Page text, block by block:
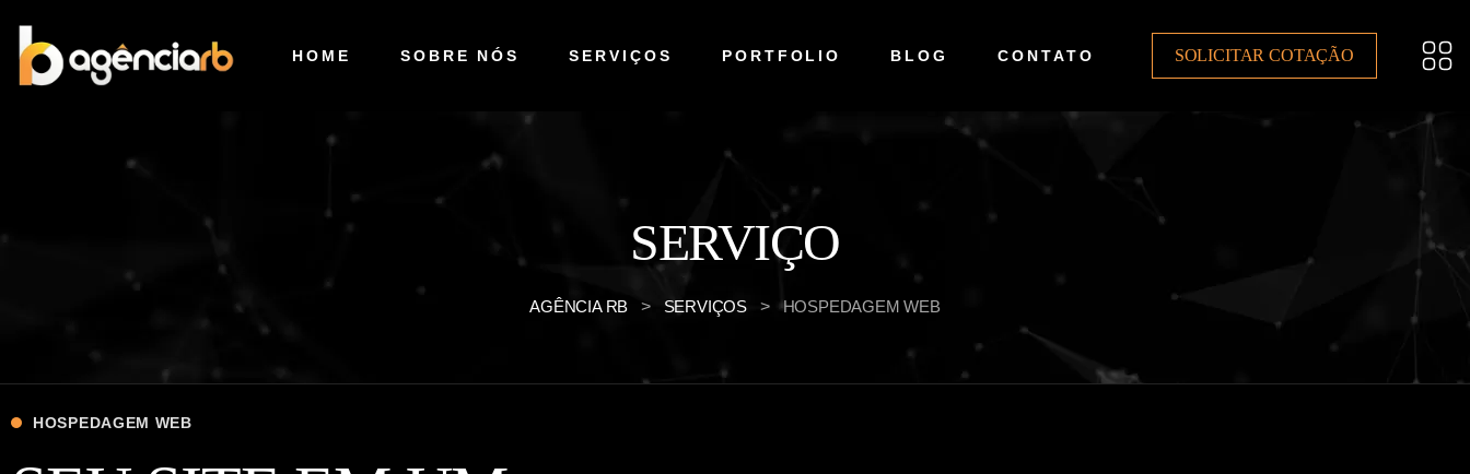
HOME SOBRE NÓS SERVIÇOS PORTFOLIO BLOG CONTATO SOLICITAR COTAÇÃO
SERVIÇO
AGÊNCIA RB > SERVIÇOS > HOSPEDAGEM WEB
HOSPEDAGEM WEB